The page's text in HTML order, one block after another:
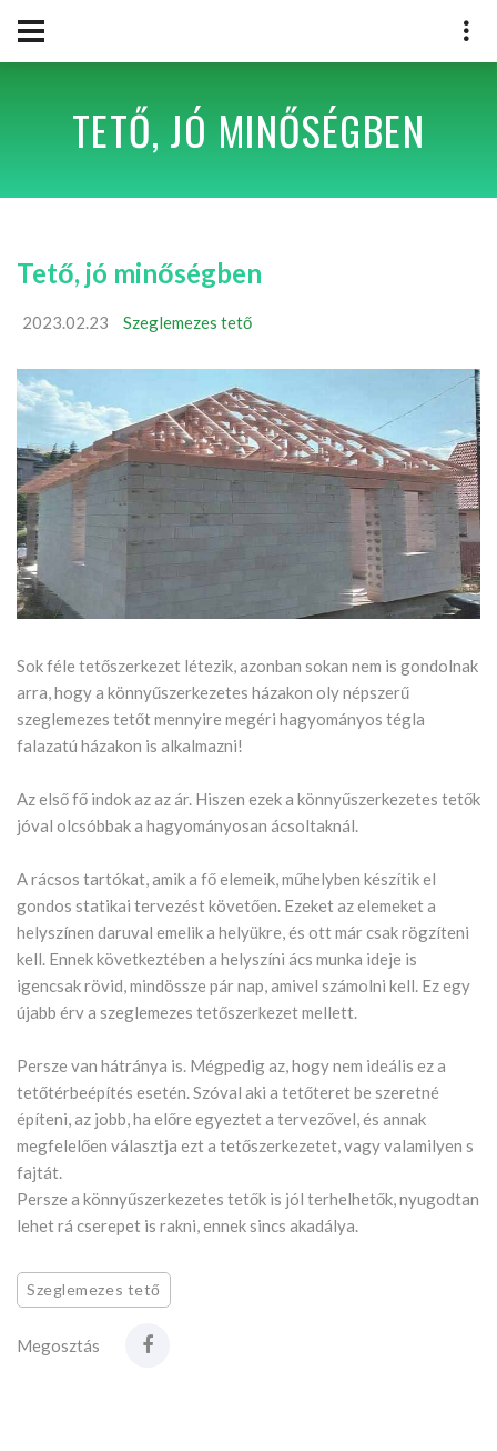
TETŐ, JÓ MINŐSÉGBEN
Tető, jó minőségben
2023.02.23 Szeglemezes tető
Sok féle tetőszerkezet létezik, azonban sokan nem is gondolnak
arra, hogy a könnyűszerkezetes házakon oly népszerű
szeglemezes tetőt mennyire megéri hagyományos tégla
falazatú házakon is alkalmazni!
Az első fő indok az az ár. Hiszen ezek a könnyűszerkezetes tetők
jóval olcsóbbak a hagyományosan ácsoltaknál.
A rácsos tartókat, amik a fő elemeik, műhelyben készítik el
gondos statikai tervezést követően. Ezeket az elemeket a
helyszínen daruval emelik a helyükre, és ott már csak rögzíteni
kell. Ennek következtében a helyszíni ács munka ideje is
igencsak rövid, mindössze pár nap, amivel számolni kell. Ez egy
újabb érv a szeglemezes tetőszerkezet mellett.
Persze van hátránya is. Mégpedig az, hogy nem ideális ez a
tetőtérbeépítés esetén. Szóval aki a tetőteret be szeretné
építeni, az jobb, ha előre egyeztet a tervezővel, és annak
megfelelően választja ezt a tetőszerkezetet, vagy valamilyen s
fajtát.
Persze a könnyűszerkezetes tetők is jól terhelhetők, nyugodtan
lehet rá cserepet is rakni, ennek sincs akadálya.
Szeglemezes tető
Megosztás